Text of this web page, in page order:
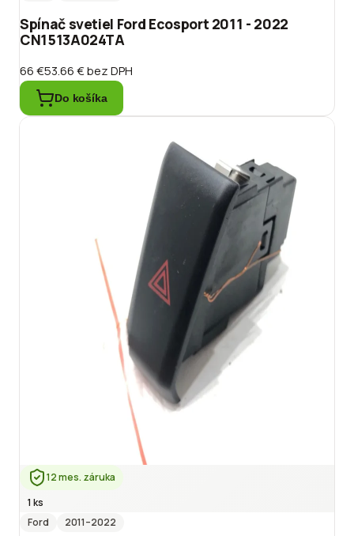
Spínač svetiel Ford Ecosport 2011 - 2022
CN1513A024TA
66 €53.66 €bez DPH
Do košíka
12 mes. záruka
1 ks
Ford
2011–2022